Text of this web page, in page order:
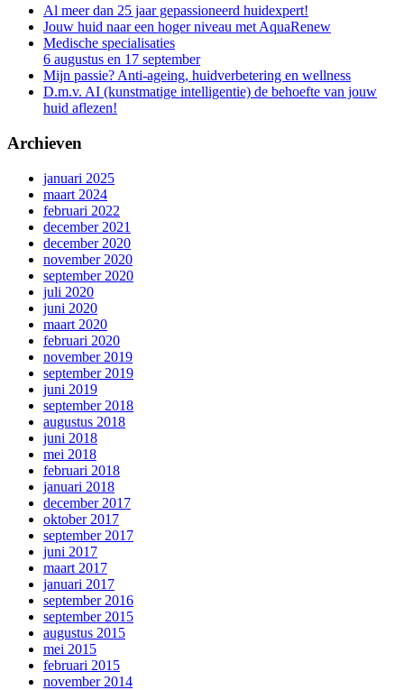
Al meer dan 25 jaar gepassioneerd huidexpert!
Jouw huid naar een hoger niveau met AquaRenew
Medische specialisaties
6 augustus en 17 september
Mijn passie? Anti-ageing, huidverbetering en wellness
D.m.v. AI (kunstmatige intelligentie) de behoefte van jouw
huid aflezen!
Archieven
januari 2025
maart 2024
februari 2022
december 2021
december 2020
november 2020
september 2020
juli 2020
juni 2020
maart 2020
februari 2020
november 2019
september 2019
juni 2019
september 2018
augustus 2018
juni 2018
mei 2018
februari 2018
januari 2018
december 2017
oktober 2017
september 2017
juni 2017
maart 2017
januari 2017
september 2016
september 2015
augustus 2015
mei 2015
februari 2015
november 2014